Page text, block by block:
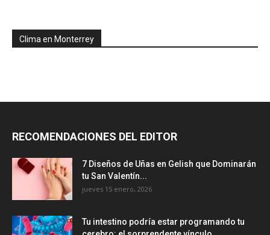
Clima en Monterrey
RECOMENDACIONES DEL EDITOR
7 Diseños de Uñas en Gelish que Dominarán
tu San Valentín...
jueves 15 enero, 2026
Tu intestino podría estar programando tu